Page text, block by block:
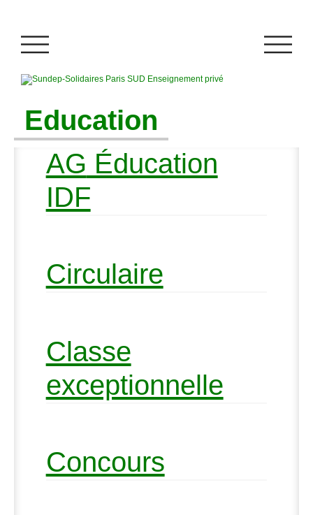
Education
AG Éducation
IDF
Circulaire
Classe
exceptionnelle
Concours